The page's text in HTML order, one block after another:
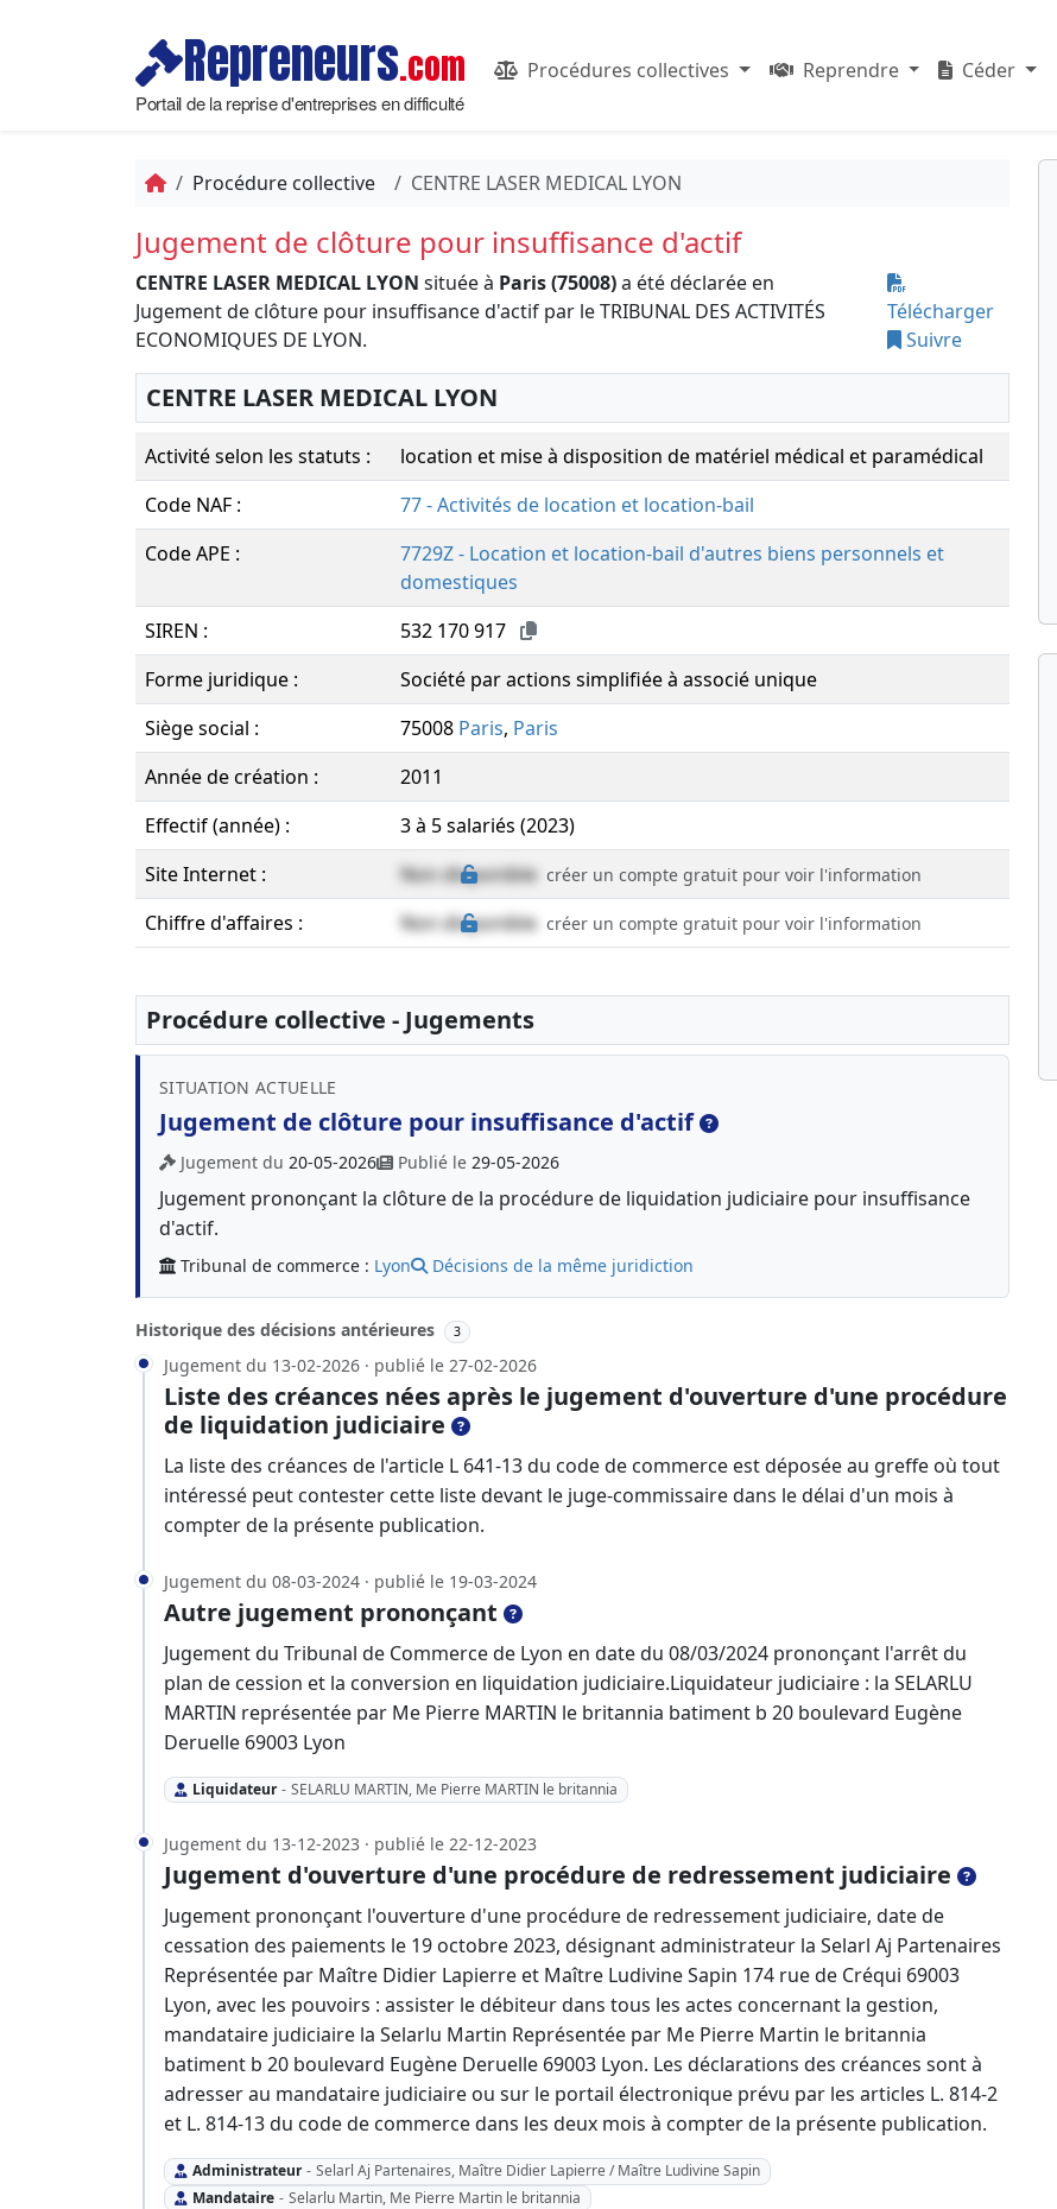
Repreneurs.com
Portail de la reprise d'entreprises en difficulté
Procédures collectives Reprendre Céder
Procédure collective CENTRE LASER MEDICAL LYON
Jugement de clôture pour insuffisance d'actif
CENTRE LASER MEDICAL LYON située à Paris (75008)a été déclarée en
Jugement de clôture pour insuffisance d'actif par le TRIBUNAL DES ACTIVITÉS
ECONOMIQUES DE LYON.
Télécharger
Suivre
CENTRE LASER MEDICAL LYON
Activité selon les statuts :
location et mise à disposition de matériel médical et paramédical
Code NAF :
77 - Activités de location et location-bail
Code APE :
7729Z - Location et location-bail d'autres biens personnels et
domestiques
SIREN :
532 170 917
Forme juridique :
Société par actions simplifiée à associé unique
Siège social :
75008 Paris, Paris
Année de création :
2011
Effectif (année) :
3 à 5 salariés (2023)
Site Internet :
Non disponible créer un compte gratuit pour voir l'information
Chiffre d'affaires : Non disponible créer un compte gratuit pour voir l'information
Procédure collective - Jugements
SITUATION ACTUELLE
Jugement de clôture pour insuffisance d'actif
Jugement du 20-05-2026 Publié le 29-05-2026
Jugement prononçant la clôture de la procédure de liquidation judiciaire pour insuffisance
d'actif.
Tribunal de commerce : Lyon Décisions de la même juridiction
Historique des décisions antérieures 3
Jugement du 13-02-2026 · publié le 27-02-2026
Liste des créances nées après le jugement d'ouverture d'une procédure
de liquidation judiciaire
La liste des créances de l'article L 641-13 du code de commerce est déposée au greffe où tout
intéressé peut contester cette liste devant le juge-commissaire dans le délai d'un mois à
compter de la présente publication.
Jugement du 08-03-2024 · publié le 19-03-2024
Autre jugement prononçant
Jugement du Tribunal de Commerce de Lyon en date du 08/03/2024 prononçant l'arrêt du
plan de cession et la conversion en liquidation judiciaire.Liquidateur judiciaire : la SELARLU
MARTIN représentée par Me Pierre MARTIN le britannia batiment b 20 boulevard Eugène
Deruelle 69003 Lyon
Liquidateur - SELARLU MARTIN, Me Pierre MARTIN le britannia
Jugement du 13-12-2023 · publié le 22-12-2023
Jugement d'ouverture d'une procédure de redressement judiciaire
Jugement prononçant l'ouverture d'une procédure de redressement judiciaire, date de
cessation des paiements le 19 octobre 2023, désignant administrateur la Selarl Aj Partenaires
Représentée par Maître Didier Lapierre et Maître Ludivine Sapin 174 rue de Créqui 69003
Lyon, avec les pouvoirs : assister le débiteur dans tous les actes concernant la gestion,
mandataire judiciaire la Selarlu Martin Représentée par Me Pierre Martin le britannia
batiment b 20 boulevard Eugène Deruelle 69003 Lyon. Les déclarations des créances sont à
adresser au mandataire judiciaire ou sur le portail électronique prévu par les articles L. 814-2
et L. 814-13 du code de commerce dans les deux mois à compter de la présente publication.
Administrateur - Selarl Aj Partenaires, Maître Didier Lapierre / Maître Ludivine Sapin
Mandataire - Selarlu Martin, Me Pierre Martin le britannia